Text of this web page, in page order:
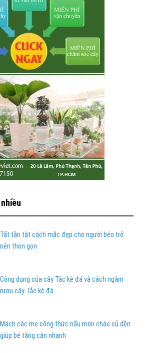
Tất tần tật cách mặc đẹp cho người béo trở
nên thon gọn
Công dụng của cây Tắc kè đá và cách ngâm
rượu cây Tắc kè đá
Mách các mẹ công thức nấu món cháo củ dền
giúp bé tăng cân nhanh